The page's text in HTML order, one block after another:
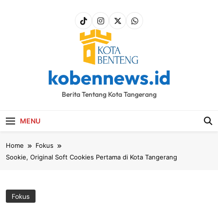
kobennews.id
Berita Tentang Kota Tangerang
MENU
Home
Fokus
Sookie, Original Soft Cookies Pertama di Kota Tangerang
Fokus